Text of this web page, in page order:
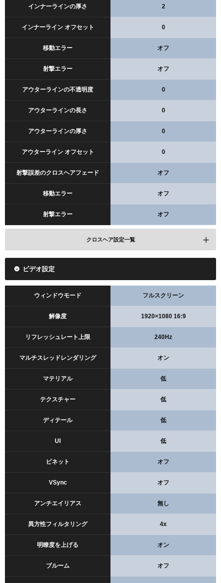
インナーラインの厚さ 2
インナーライン オフセット 0
移動エラー オフ
射撃エラー オフ
アウターラインの不透明度 0
アウターラインの長さ 0
アウターラインの厚さ 0
アウターライン オフセット 0
射撃誤差のクロスヘアフェード オフ
移動エラー オフ
射撃エラー オフ
クロスヘア設定一覧
コピー
輪郭の不透明度
輪郭の厚さ 1
センタードット オフ
0
ビデオ設定
ウィンドウモード フルスクリーン
解像度 1920×1080 16:9
リフレッシュレート上限 240Hz
マルチスレッドレンダリング オン
マテリアル 低
テクスチャー 低
ディテール 低
UI 低
ビネット オフ
VSync オフ
アンチエイリアス 無し
異方性フィルタリング 4x
明瞭度を上げる オン
ブルーム オフ